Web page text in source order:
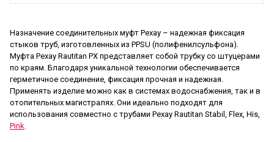
Назначение соединительных муфт Рехау – надежная фиксация
стыков труб, изготовленных из PPSU (полифенилсульфона).
Муфта Рехау Rautitan PX представляет собой трубку со штуцерами
по краям. Благодаря уникальной технологии обеспечивается
герметичное соединение, фиксация прочная и надежная.
Применять изделие можно как в системах водоснабжения, так и в
отопительных магистралях. Они идеально подходят для
использования совместно с трубами Рехау Rautitan Stabil, Flex, His,
Pink